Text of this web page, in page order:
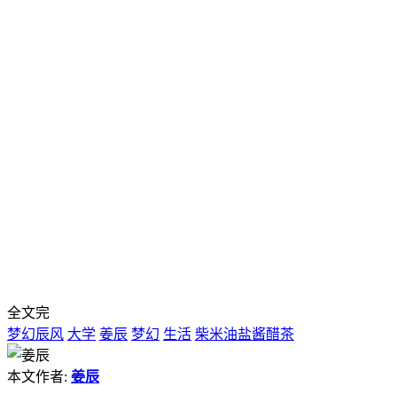
全文完
梦幻辰风 大学 姜辰 梦幻 生活 柴米油盐酱醋茶
本文作者: 姜辰